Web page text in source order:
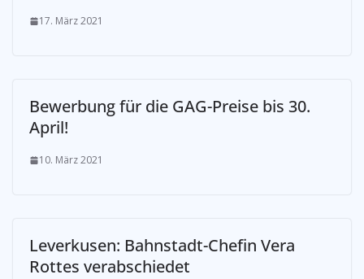
17. März 2021
Bewerbung für die GAG-Preise bis 30.
April!
10. März 2021
Leverkusen: Bahnstadt-Chefin Vera
Rottes verabschiedet